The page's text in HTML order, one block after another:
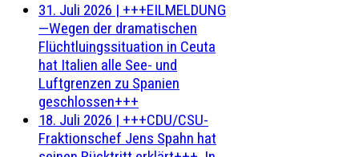
31. Juli 2026 | +++EILMELDUNG
—Wegen der dramatischen
Flüchtluingssituation in Ceuta
hat Italien alle See- und
Luftgrenzen zu Spanien
geschlossen+++
18. Juli 2026 | +++CDU/CSU-
Fraktionschef Jens Spahn hat